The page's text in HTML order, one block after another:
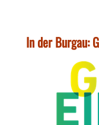
In der Burgau: